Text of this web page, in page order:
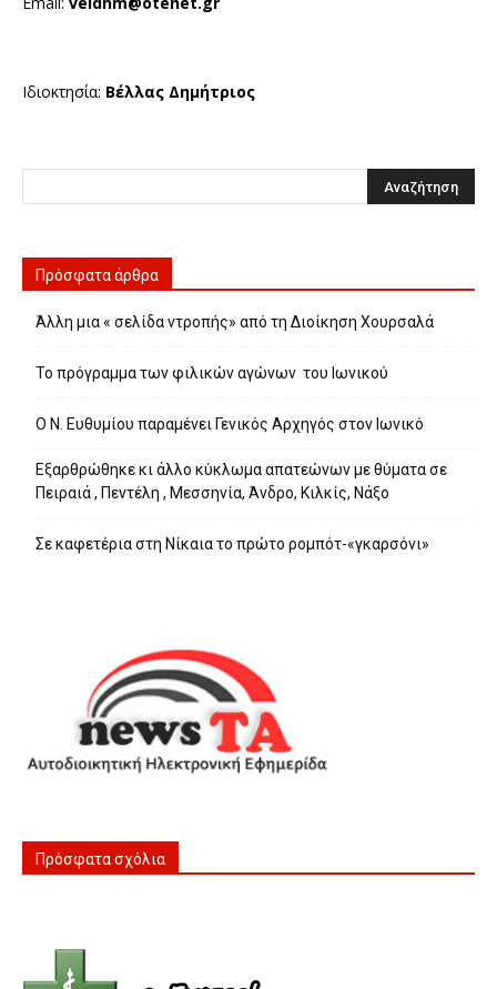
Ιδιοκτησία: Βέλλας Δημήτριος
Πρόσφατα άρθρα
Άλλη μια « σελίδα ντροπής» από τη Διοίκηση Χουρσαλά
Το πρόγραμμα των φιλικών αγώνων του Ιωνικού
Ο Ν. Ευθυμίου παραμένει Γενικός Αρχηγός στον Ιωνικό
Εξαρθρώθηκε κι άλλο κύκλωμα απατεώνων με θύματα σε
Πειραιά , Πεντέλη , Μεσσηνία, Άνδρο, Κιλκίς, Νάξο
Σε καφετέρια στη Νίκαια το πρώτο ρομπότ-«γκαρσόνι»
Πρόσφατα σχόλια